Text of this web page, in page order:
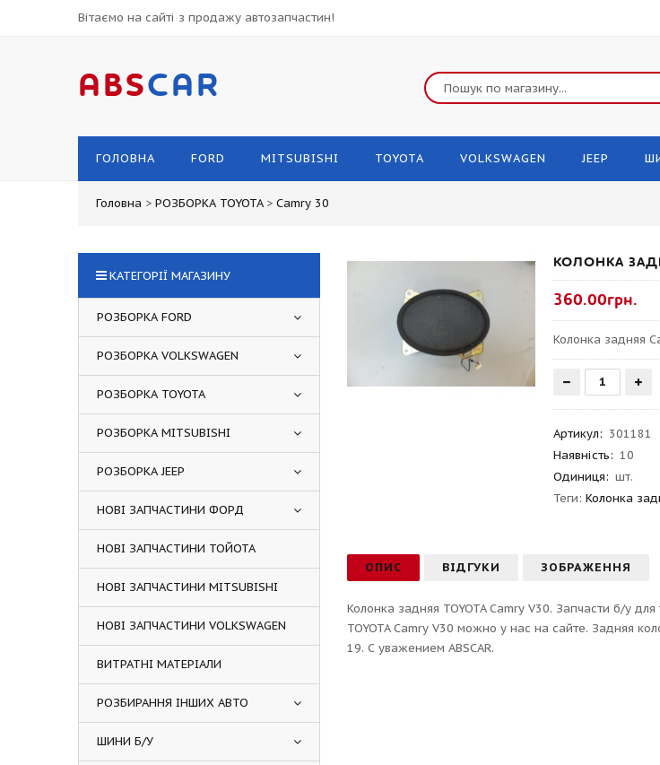
Вітаємо на сайті з продажу автозапчастин!
ABSCAR
ГОЛОВНА FORD MITSUBISHI TOYOTA VOLKSWAGEN JEEP
Головна > РОЗБОРКА TOYOTA > Camry 30
КОЛОНКА
360.00грн.
Колонка задняя
Артикул: 301181
Наявність: 10
Одиниця: шт.
Теги:Колонка
ОПИС ВІДГУКИ ЗОБРАЖЕННЯ
Колонка задняя TOYOTA Camry V30. Запчасти б/у
TOYOTA Camry V30 можно у нас на сайте. Задняя
19. С уважением ABSCAR.
КАТЕГОРІЇ МАГАЗИНУ
РОЗБОРКА FORD
РОЗБОРКА VOLKSWAGEN
РОЗБОРКА TOYOTA
РОЗБОРКА MITSUBISHI
РОЗБОРКА JEEP
НОВІ ЗАПЧАСТИНИ ФОРД
НОВІ ЗАПЧАСТИНИ ТОЙОТА
НОВІ ЗАПЧАСТИНИ MITSUBISHI
НОВІ ЗАПЧАСТИНИ VOLKSWAGEN
ВИТРАТНІ МАТЕРІАЛИ
РОЗБИРАННЯ ІНШИХ АВТО
ШИНИ Б/У